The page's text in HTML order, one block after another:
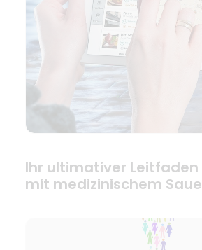
Ihr ultimativer Leitfaden
mit medizinischem